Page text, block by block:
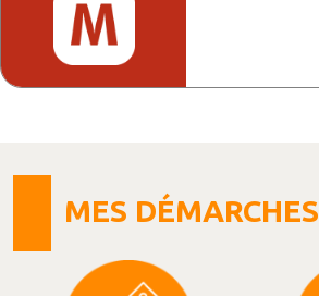
MES DÉMARCHES